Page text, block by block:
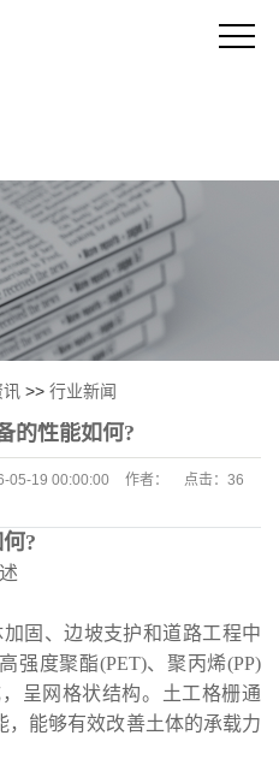
>> 行业新闻
的性能如何?
05-19 00:00:00 作者： 点击： 36
?
固、边坡支护和道路工程中
强度聚酯(PET)、聚丙烯(PP)
呈网格状结构。土工格栅通
能够有效改善土体的承载力